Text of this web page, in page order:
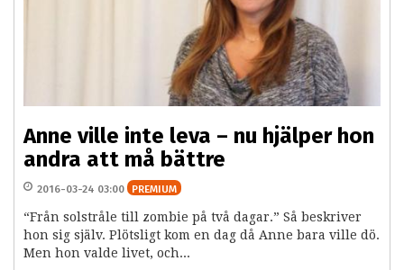
Anne ville inte leva – nu hjälper hon
andra att må bättre
2016-03-24 03:00 PREMIUM
“Från solstråle till zombie på två dagar.” Så beskriver
hon sig själv. Plötsligt kom en dag då Anne bara ville dö.
Men hon valde livet, och...